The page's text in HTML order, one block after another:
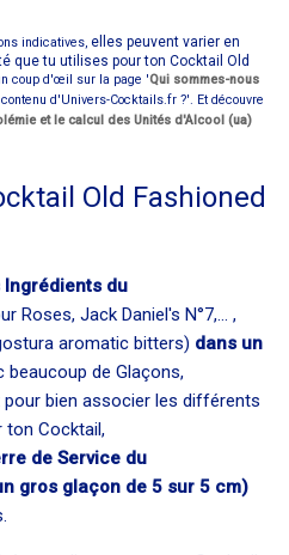
indicatives, elles peuvent varier en
que tu utilises pour ton Cocktail Old
coup d'œil sur la page 'Qui sommes-nous
d'Univers-Cocktails.fr ?'. Et découvre
et le calcul des Unités d'Alcool (ua)
Old Fashioned
du
Roses, Jack Daniel's N°7,... ,
aromatic bitters) dans un
beaucoup de Glaçons,
pour bien associer les différents
ton Cocktail,
de Service du
gros glaçon de 5 sur 5 cm)